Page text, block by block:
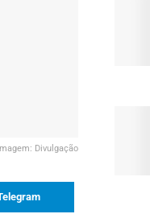
Divulgação